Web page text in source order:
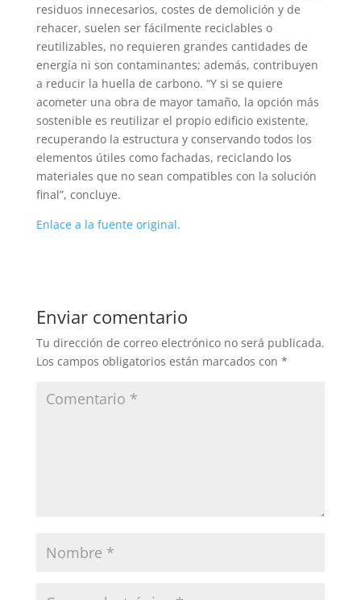
residuos innecesarios, costes de demolición y de
rehacer, suelen ser fácilmente reciclables o
reutilizables, no requieren grandes cantidades de
energía ni son contaminantes; además, contribuyen
a reducir la huella de carbono. “Y si se quiere
acometer una obra de mayor tamaño, la opción más
sostenible es reutilizar el propio edificio existente,
recuperando la estructura y conservando todos los
elementos útiles como fachadas, reciclando los
materiales que no sean compatibles con la solución
final”, concluye.
Enlace a la fuente original.
Enviar comentario
Tu dirección de correo electrónico no será publicada.
Los campos obligatorios están marcados con *